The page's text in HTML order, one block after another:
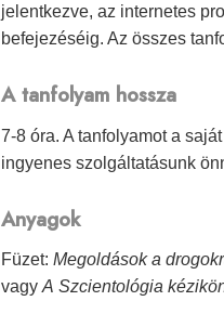
jelentkezve, az internetes
befejezéséig. Az összes
A tanfolyam hossza
7-8 óra. A tanfolyamot a
ingyenes szolgáltatásunk
Anyagok
Füzet:Megoldások a
vagyA Szcientológia